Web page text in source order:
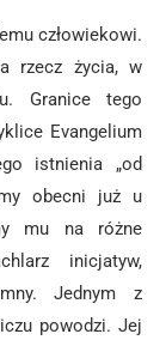
człowiekowi.
rzecz życia, w
Granice tego
Evangelium
istnienia „od
obecni już u
mu na różne
inicjatyw,
Jednym z
powodzi. Jej